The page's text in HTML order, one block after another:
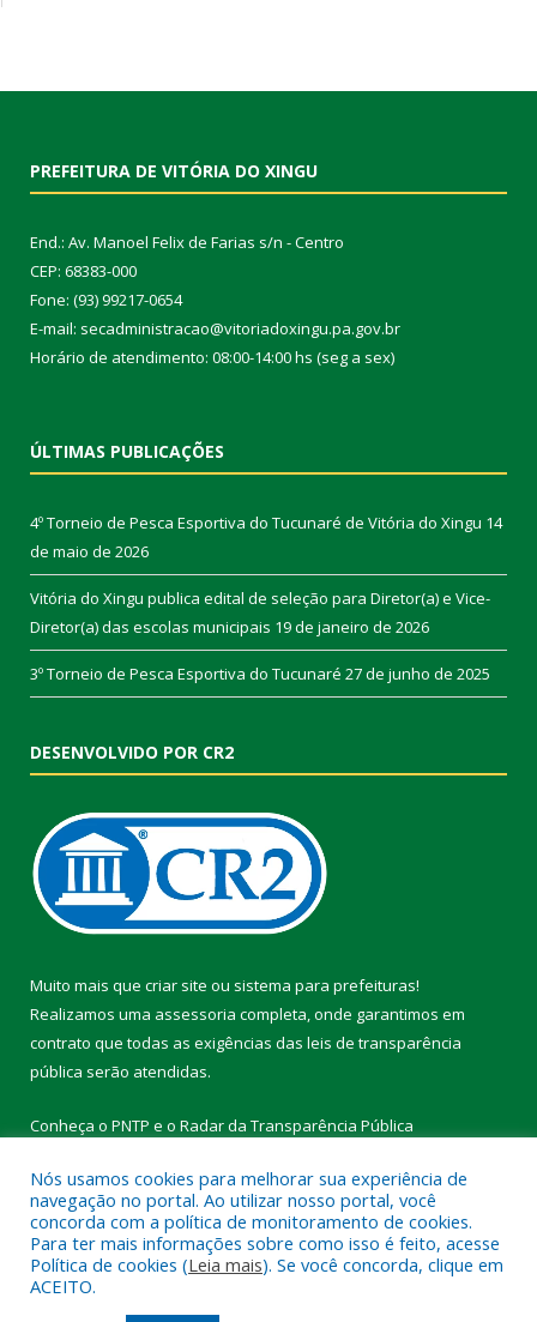
PREFEITURA DE VITÓRIA DO XINGU
End.: Av. Manoel Felix de Farias s/n - Centro
CEP: 68383-000
Fone: (93) 99217-0654
E-mail: secadministracao@vitoriadoxingu.pa.gov.br
Horário de atendimento: 08:00-14:00 hs (seg a sex)
ÚLTIMAS PUBLICAÇÕES
4º Torneio de Pesca Esportiva do Tucunaré de Vitória do Xingu 14
de maio de 2026
Vitória do Xingu publica edital de seleção para Diretor(a) e Vice-
Diretor(a) das escolas municipais 19 de janeiro de 2026
3º Torneio de Pesca Esportiva do Tucunaré 27 de junho de 2025
DESENVOLVIDO POR CR2
Muito mais que criar site ou sistema para prefeituras!
Realizamos uma assessoria completa, onde garantimos em
contrato que todas as exigências das leis de transparência
pública serão atendidas.
Conheça o PNTP e o Radar da Transparência Pública
Todos os direitos reservados a Prefeitura Municipal de Vitória do
Xingu.
Nós usamos cookies para melhorar sua experiência de
navegação no portal. Ao utilizar nosso portal, você
concorda com a política de monitoramento de cookies.
Para ter mais informações sobre como isso é feito, acesse
Política de cookies (Leia mais). Se você concorda, clique em
ACEITO.